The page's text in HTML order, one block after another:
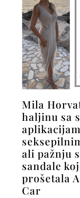
Mila
haljinu sa
ali pažnju
sandale
prošetala
Car